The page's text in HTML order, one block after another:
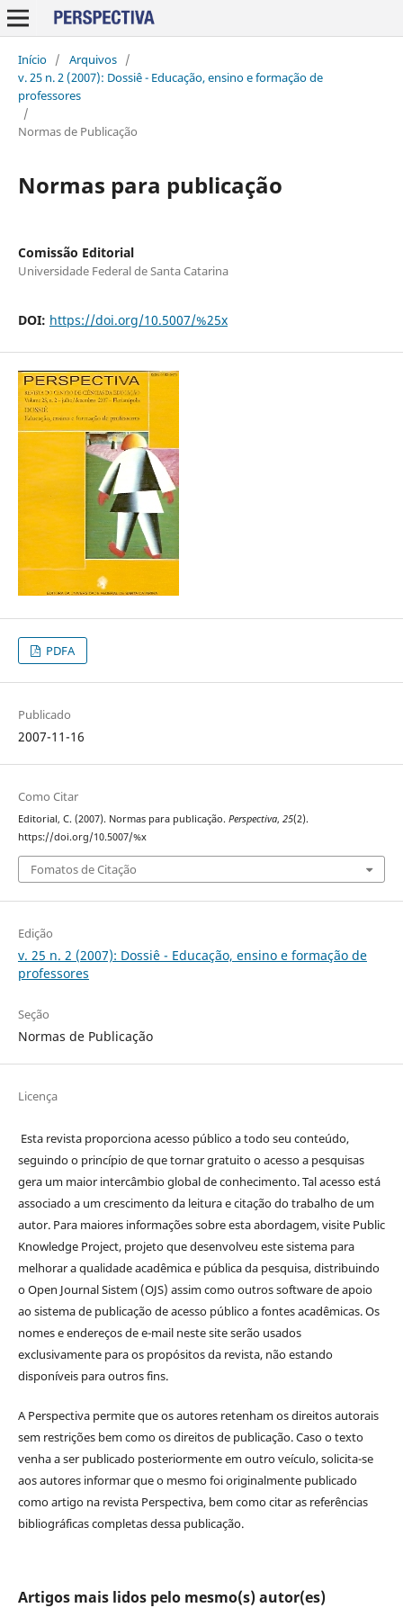
Início / Arquivos /
v. 25 n. 2 (2007): Dossiê - Educação, ensino e formação de
professores
/
Normas de Publicação
Normas para publicação
Comissão Editorial
Universidade Federal de Santa Catarina
DOI: https://doi.org/10.5007/%25x
PDFA
Publicado
2007-11-16
Como Citar
Editorial, C. (2007). Normas para publicação. Perspectiva, 25(2).
https://doi.org/10.5007/%x
Fomatos de Citação
Edição
v. 25 n. 2 (2007): Dossiê - Educação, ensino e formação de
professores
Seção
Normas de Publicação
Licença
Esta revista proporciona acesso público a todo seu conteúdo,
seguindo o princípio de que tornar gratuito o acesso a pesquisas
gera um maior intercâmbio global de conhecimento. Tal acesso está
associado a um crescimento da leitura e citação do trabalho de um
autor. Para maiores informações sobre esta abordagem, visite Public
Knowledge Project, projeto que desenvolveu este sistema para
melhorar a qualidade acadêmica e pública da pesquisa, distribuindo
o Open Journal Sistem (OJS) assim como outros software de apoio
ao sistema de publicação de acesso público a fontes acadêmicas. Os
nomes e endereços de e-mail neste site serão usados
exclusivamente para os propósitos da revista, não estando
disponíveis para outros fins.
A Perspectiva permite que os autores retenham os direitos autorais
sem restrições bem como os direitos de publicação. Caso o texto
venha a ser publicado posteriormente em outro veículo, solicita-se
aos autores informar que o mesmo foi originalmente publicado
como artigo na revista Perspectiva, bem como citar as referências
bibliográficas completas dessa publicação.
Artigos mais lidos pelo mesmo(s) autor(es)